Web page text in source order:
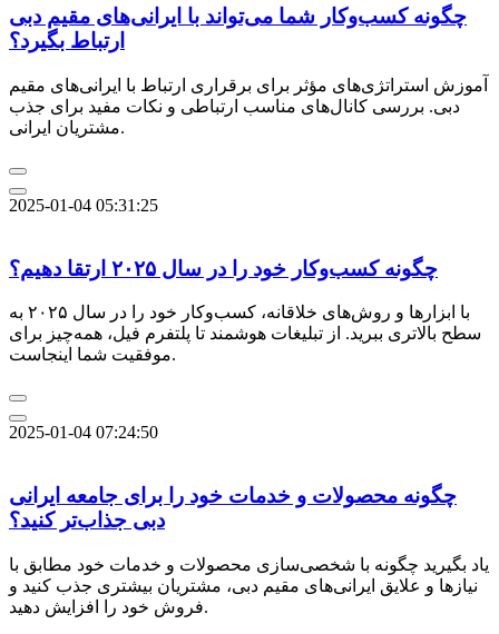
چگونه کسب‌وکار شما می‌تواند با ایرانی‌های مقیم دبی
ارتباط بگیرد؟
آموزش استراتژی‌های مؤثر برای برقراری ارتباط با ایرانی‌های مقیم
دبی. بررسی کانال‌های مناسب ارتباطی و نکات مفید برای جذب
مشتریان ایرانی.
2025-01-04 05:31:25
چگونه کسب‌وکار خود را در سال ۲۰۲۵ ارتقا دهیم؟
با ابزارها و روش‌های خلاقانه، کسب‌وکار خود را در سال ۲۰۲۵ به
سطح بالاتری ببرید. از تبلیغات هوشمند تا پلتفرم فیل، همه‌چیز برای
موفقیت شما اینجاست.
2025-01-04 07:24:50
چگونه محصولات و خدمات خود را برای جامعه ایرانی
دبی جذاب‌تر کنید؟
یاد بگیرید چگونه با شخصی‌سازی محصولات و خدمات خود مطابق با
نیازها و علایق ایرانی‌های مقیم دبی، مشتریان بیشتری جذب کنید و
فروش خود را افزایش دهید.